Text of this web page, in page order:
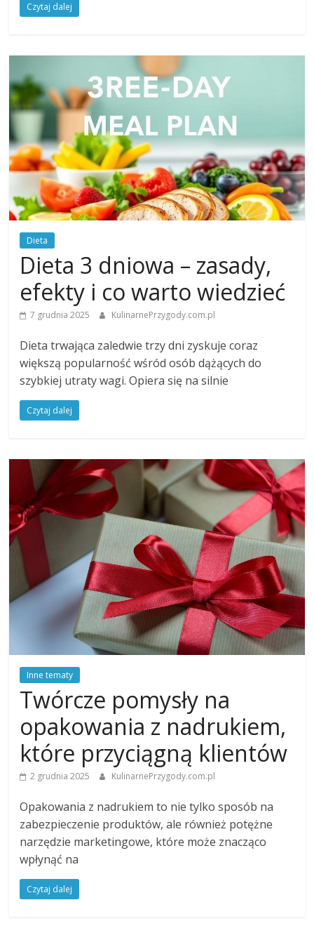
Czytaj dalej
Dieta
Dieta 3 dniowa – zasady,
efekty i co warto wiedzieć
7 grudnia 2025 KulinarnePrzygody.com.pl
Dieta trwająca zaledwie trzy dni zyskuje coraz
większą popularność wśród osób dążących do
szybkiej utraty wagi. Opiera się na silnie
Czytaj dalej
Inne tematy
Twórcze pomysły na
opakowania z nadrukiem,
które przyciągną klientów
2 grudnia 2025 KulinarnePrzygody.com.pl
Opakowania z nadrukiem to nie tylko sposób na
zabezpieczenie produktów, ale również potężne
narzędzie marketingowe, które może znacząco
wpłynąć na
Czytaj dalej